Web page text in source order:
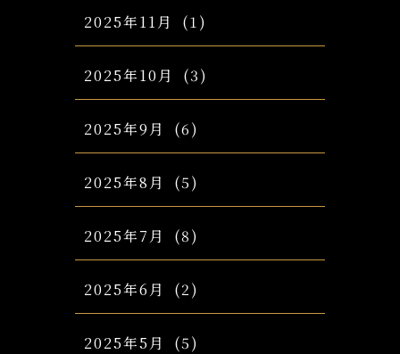
2025年11月 (1)
2025年10月 (3)
2025年9月 (6)
2025年8月 (5)
2025年7月 (8)
2025年6月 (2)
2025年5月 (5)